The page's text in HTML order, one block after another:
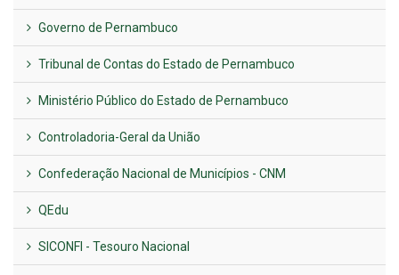
Governo de Pernambuco
Tribunal de Contas do Estado de Pernambuco
Ministério Público do Estado de Pernambuco
Controladoria-Geral da União
Confederação Nacional de Municípios - CNM
QEdu
SICONFI - Tesouro Nacional